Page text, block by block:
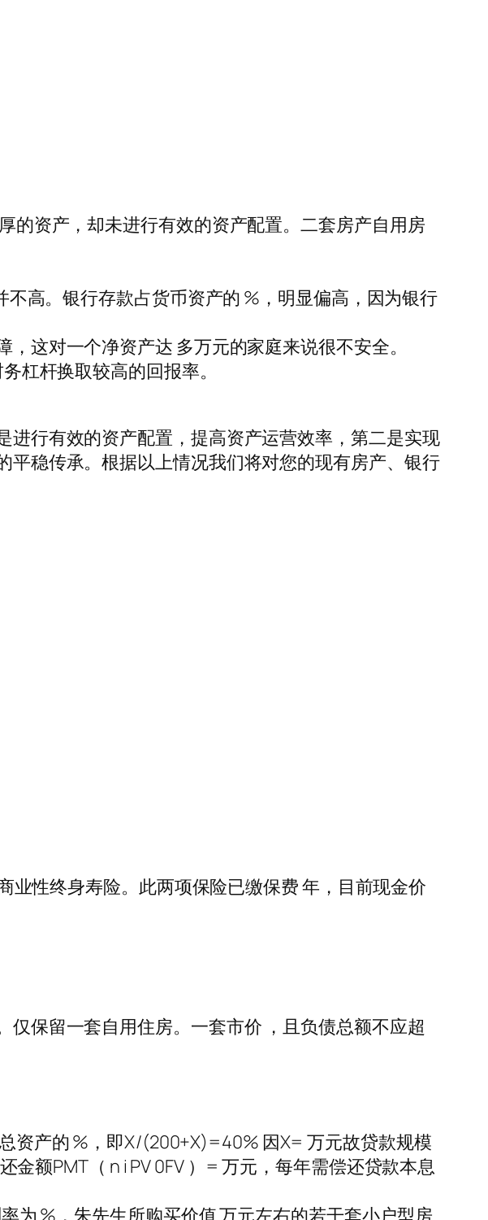
的资产，却未进行有效的资产配置。二套房产自用房
高。银行存款占货币资产的 %，明显偏高，因为银行
这对一个净资产达 多万元的家庭来说很不安全。
杠杆换取较高的回报率。
行有效的资产配置，提高资产运营效率，第二是实现
稳传承。根据以上情况我们将对您的现有房产、银行
业性终身寿险。此两项保险已缴保费 年，目前现金价
保留一套自用住房。一套市价 ，且负债总额不应超
资产的 %，即X/(200+X)=40% 因X= 万元故贷款规模
额PMT（ n i PV 0FV ）= 万元，每年需偿还贷款本息